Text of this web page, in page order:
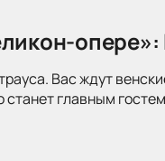
Вас ждут
главным